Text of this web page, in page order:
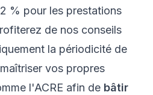
% pour les prestations
de nos conseils
la périodicité de
vos propres
l'ACRE afin de bâtir